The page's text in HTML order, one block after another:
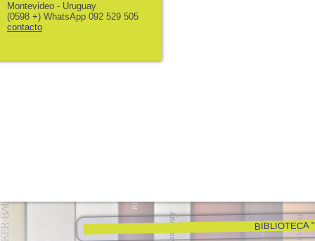
BIBLIOTECA
Montevideo - Uruguay
(0598 +) WhatsApp 092 529 505
contacto